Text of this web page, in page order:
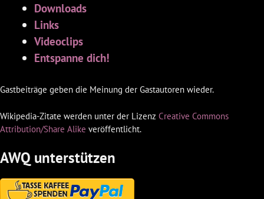
Downloads
Links
Videoclips
Entspanne dich!
Gastbeiträge geben die Meinung der Gastautoren wieder.
Wikipedia-Zitate werden unter der Lizenz Creative Commons
Attribution/Share Alike veröffentlicht.
AWQ unterstützen